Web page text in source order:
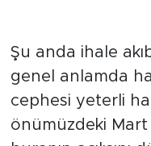
Şu anda ihale
genel anlamda
cephesi yeterli
önümüzdeki